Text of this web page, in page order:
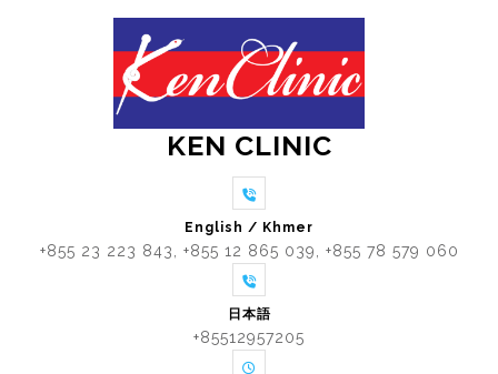
KEN CLINIC
English / Khmer
+855 23 223 843, +855 12 865 039, +855 78 579 060
日本語
+85512957205